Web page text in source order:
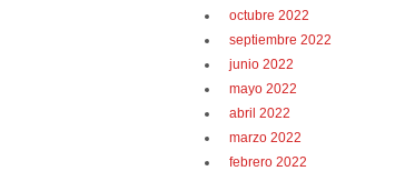
octubre 2022
septiembre 2022
junio 2022
mayo 2022
abril 2022
marzo 2022
febrero 2022